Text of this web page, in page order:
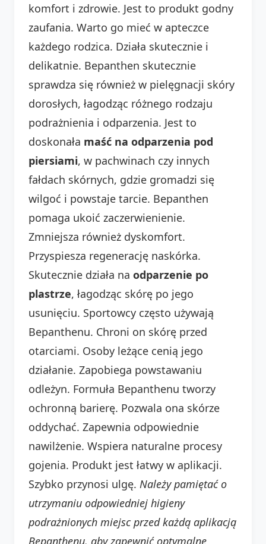
komfort i zdrowie. Jest to produkt godny
zaufania. Warto go mieć w apteczce
każdego rodzica. Działa skutecznie i
delikatnie. Bepanthen skutecznie
sprawdza się również w pielęgnacji skóry
dorosłych, łagodząc różnego rodzaju
podrażnienia i odparzenia. Jest to
doskonała maść na odparzenia pod
piersiami, w pachwinach czy innych
fałdach skórnych, gdzie gromadzi się
wilgoć i powstaje tarcie. Bepanthen
pomaga ukoić zaczerwienienie.
Zmniejsza również dyskomfort.
Przyspiesza regenerację naskórka.
Skutecznie działa na odparzenie po
plastrze, łagodząc skórę po jego
usunięciu. Sportowcy często używają
Bepanthenu. Chroni on skórę przed
otarciami. Osoby leżące cenią jego
działanie. Zapobiega powstawaniu
odleżyn. Formuła Bepanthenu tworzy
ochronną barierę. Pozwala ona skórze
oddychać. Zapewnia odpowiednie
nawilżenie. Wspiera naturalne procesy
gojenia. Produkt jest łatwy w aplikacji.
Szybko przynosi ulgę. Należy pamiętać o
utrzymaniu odpowiedniej higieny
podrażnionych miejsc przed każdą aplikacją
Bepanthenu, aby zapewnić optymalne